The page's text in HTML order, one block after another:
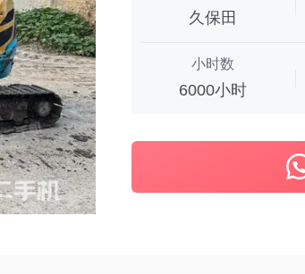
久保田
小时数
6000小时